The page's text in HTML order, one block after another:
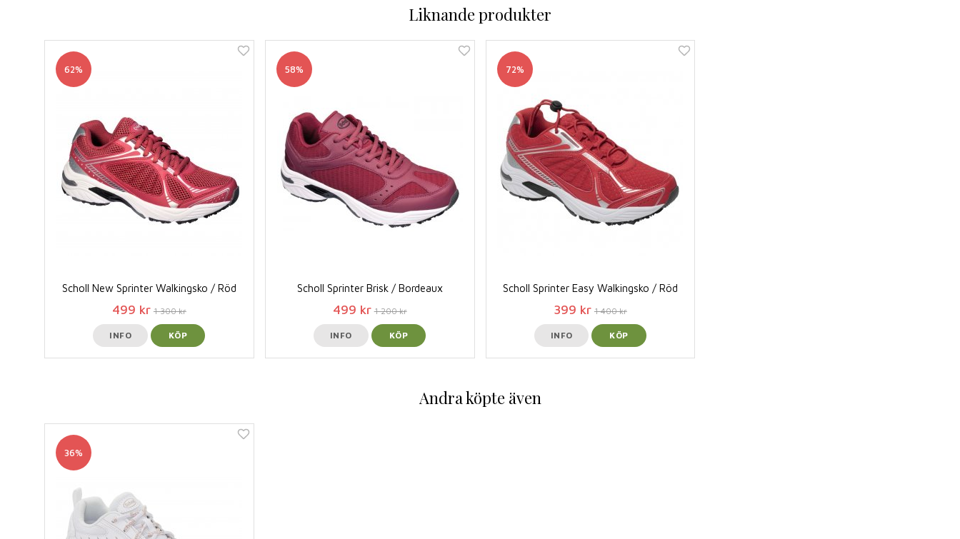
Liknande produkter
62%
Scholl New Sprinter Walkingsko / Röd
499 kr 1 300 kr
INFO KÖP
58%
Scholl Sprinter Brisk / Bordeaux
499 kr 1 200 kr
INFO KÖP
72%
Scholl Sprinter Easy Walkingsko / Röd
399 kr 1 400 kr
INFO KÖP
Andra köpte även
36%